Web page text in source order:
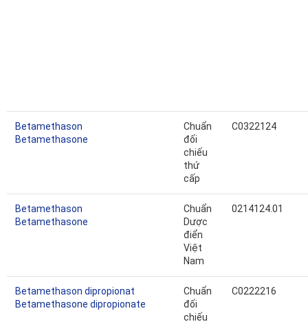
Betamethason
Betamethasone
Chuẩn
đối
chiếu
thứ
cấp
C0322124
Betamethason
Betamethasone
Chuẩn
Dược
điển
Việt
Nam
0214124.01
Betamethason dipropionat
Betamethasone dipropionate
Chuẩn
đối
chiếu
C0222216